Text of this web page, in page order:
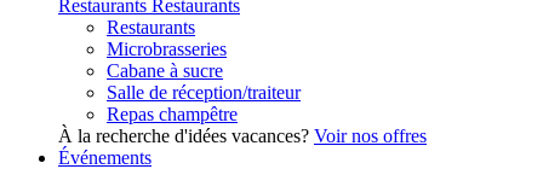
Restaurants Restaurants
Restaurants
Microbrasseries
Cabane à sucre
Salle de réception/traiteur
Repas champêtre
À la recherche d'idées vacances? Voir nos offres
Événements